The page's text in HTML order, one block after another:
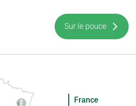
Sur le pouce
France